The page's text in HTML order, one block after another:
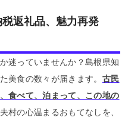
返礼品、魅力再発
迷っていませんか？島根県知
美食の数々が届きます。 古民
食べて、泊まって、この地の
村の心温まるおもてなしを、